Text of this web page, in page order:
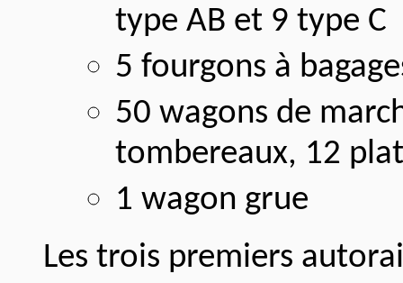
type AB et 9 type C
5 fourgons à
50 wagons de
tombereaux, 12
1 wagon grue
Les trois premiers